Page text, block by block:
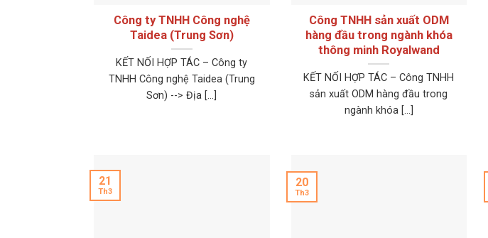
Công ty TNHH Công nghệ
Taidea (Trung Sơn)
KẾT NỐI HỢP TÁC – Công ty
TNHH Công nghệ Taidea (Trung
Sơn) --> Địa [...]
Công TNHH sản xuất ODM
hàng đầu trong ngành khóa
thông minh Royalwand
KẾT NỐI HỢP TÁC – Công TNHH
sản xuất ODM hàng đầu trong
ngành khóa [...]
21
Th3
20
Th3